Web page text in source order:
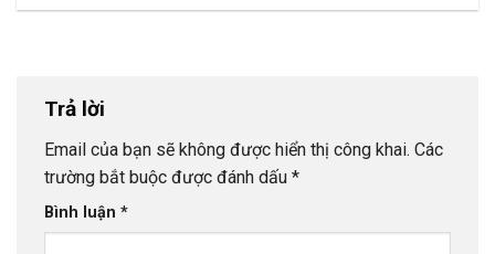
Trả lời
Email của bạn sẽ không được hiển thị công khai. Các
trường bắt buộc được đánh dấu *
Bình luận *